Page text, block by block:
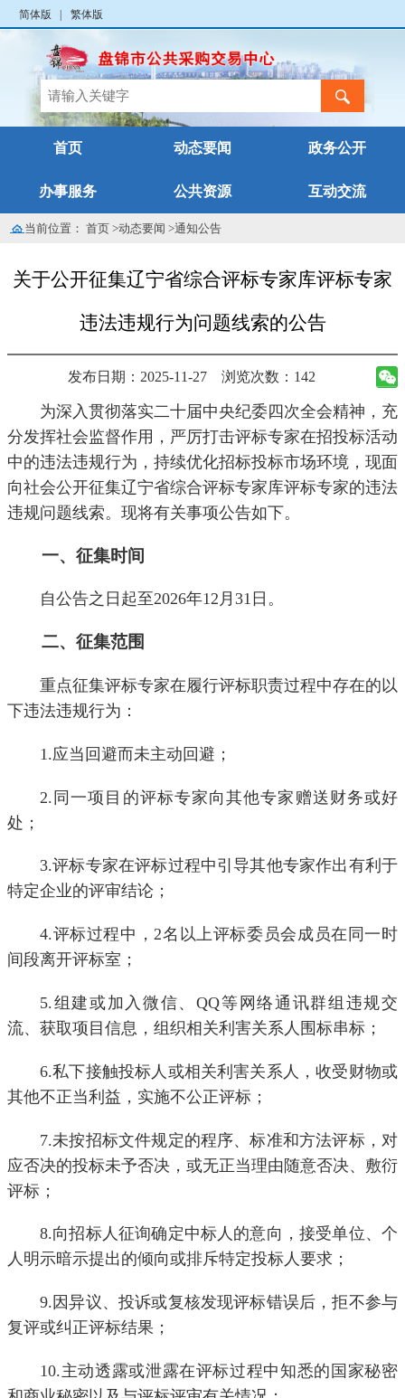
简体版 繁体版
首页 动态要闻 政务公开
办事服务 公共资源 互动交流
当前位置：首页 >动态要闻 >通知公告
关于公开征集辽宁省综合评标专家库评标专家
违法违规行为问题线索的公告
发布日期：2025-11-27 浏览次数：142
为深入贯彻落实二十届中央纪委四次全会精神，充
分发挥社会监督作用，严厉打击评标专家在招投标活动
中的违法违规行为，持续优化招标投标市场环境，现面
向社会公开征集辽宁省综合评标专家库评标专家的违法
违规问题线索。现将有关事项公告如下。
一、征集时间
自公告之日起至2026年12月31日。
二、征集范围
重点征集评标专家在履行评标职责过程中存在的以
下违法违规行为：
1.应当回避而未主动回避；
2.同一项目的评标专家向其他专家赠送财务或好
处；
3.评标专家在评标过程中引导其他专家作出有利于
特定企业的评审结论；
4.评标过程中，2名以上评标委员会成员在同一时
间段离开评标室；
5.组建或加入微信、QQ等网络通讯群组违规交
流、获取项目信息，组织相关利害关系人围标串标；
6.私下接触投标人或相关利害关系人，收受财物或
其他不正当利益，实施不公正评标；
7.未按招标文件规定的程序、标准和方法评标，对
应否决的投标未予否决，或无正当理由随意否决、敷衍
评标；
8.向招标人征询确定中标人的意向，接受单位、个
人明示暗示提出的倾向或排斥特定投标人要求；
9.因异议、投诉或复核发现评标错误后，拒不参与
复评或纠正评标结果；
10.主动透露或泄露在评标过程中知悉的国家秘密